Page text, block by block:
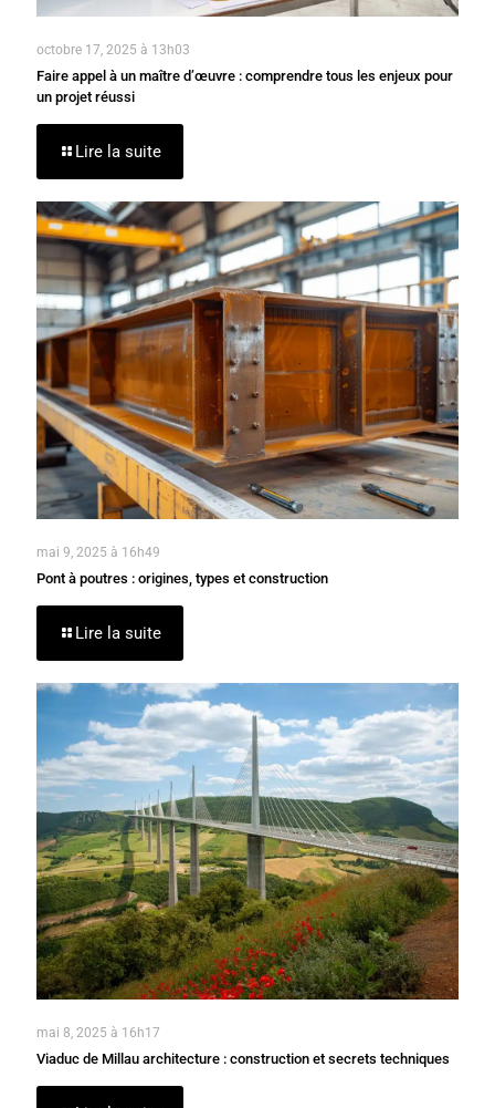
octobre 17, 2025 à 13h03
Faire appel à un maître d’œuvre : comprendre tous les enjeux pour
un projet réussi
Lire la suite
mai 9, 2025 à 16h49
Pont à poutres : origines, types et construction
Lire la suite
mai 8, 2025 à 16h17
Viaduc de Millau architecture : construction et secrets techniques